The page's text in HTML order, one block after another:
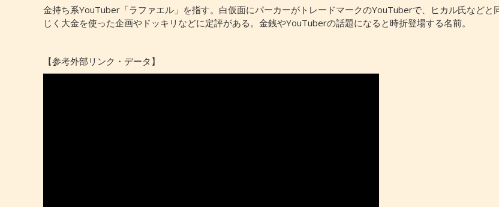
金持ち系YouTuber「ラファエル」を指す。白仮面にパーカーがトレードマークのYouTuberで、ヒカル氏などと
じく大金を使った企画やドッキリなどに定評がある。金銭やYouTuberの話題になると時折登場する名前。
【参考外部リンク・データ】